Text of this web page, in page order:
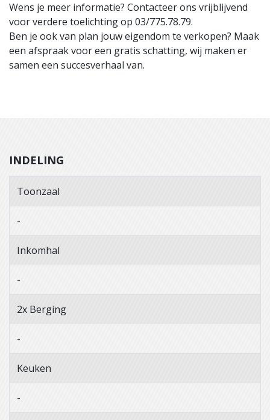
Wens je meer informatie? Contacteer ons vrijblijvend
voor verdere toelichting op 03/775.78.79.
Ben je ook van plan jouw eigendom te verkopen? Maak
een afspraak voor een gratis schatting, wij maken er
samen een succesverhaal van.
INDELING
Toonzaal
-
Inkomhal
-
2x Berging
-
Keuken
-